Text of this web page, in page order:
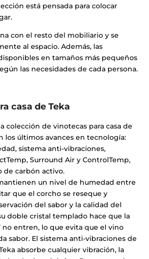
está pensada para colocar
con el resto del mobiliario y se
al espacio. Además, las
en tamaños más pequeños
las necesidades de cada persona.
casa de Teka
colección de vinotecas para casa de
los últimos avances en tecnología:
sistema anti-vibraciones,
Surround Air y ControlTemp,
de carbón activo.
un nivel de humedad entre
que el corcho se reseque y
del sabor y la calidad del
doble cristal templado hace que la
no entren, lo que evita que el vino
sabor. El sistema anti-vibraciones de
absorbe cualquier vibración, la